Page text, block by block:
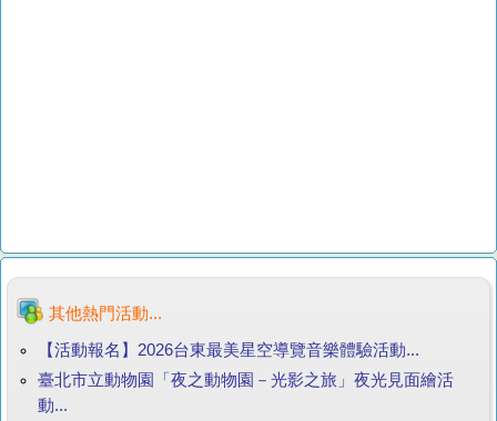
其他熱門活動...
【活動報名】2026台東最美星空導覽音樂體驗活動...
臺北市立動物園「夜之動物園－光影之旅」夜光見面繪活
動...